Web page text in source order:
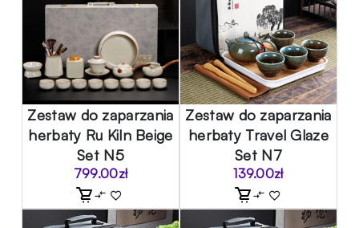
Zestaw do zaparzania
herbaty Ru Kiln Beige
Set N5
799.00zł
Zestaw do zaparzania
herbaty Travel Glaze
Set N7
139.00zł